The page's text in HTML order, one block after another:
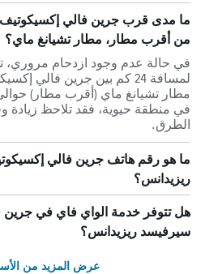
ما مدى قرب جرين فالي
من أقرب مطار، مطار تشيانغ ماي؟
في حالة عدم وجود ازدحام مروري،
لمسافة 24 كم بين جرين
في منطقة حيوية، فقد تلاحظ زيادة
الطرق.
ما هو رقم هاتف جرين فالي
ريزيدانس؟
هل تتوفر خدمة الواي فاي في جرين
سيرفيسد ريزيدانس؟
عرض المزيد من